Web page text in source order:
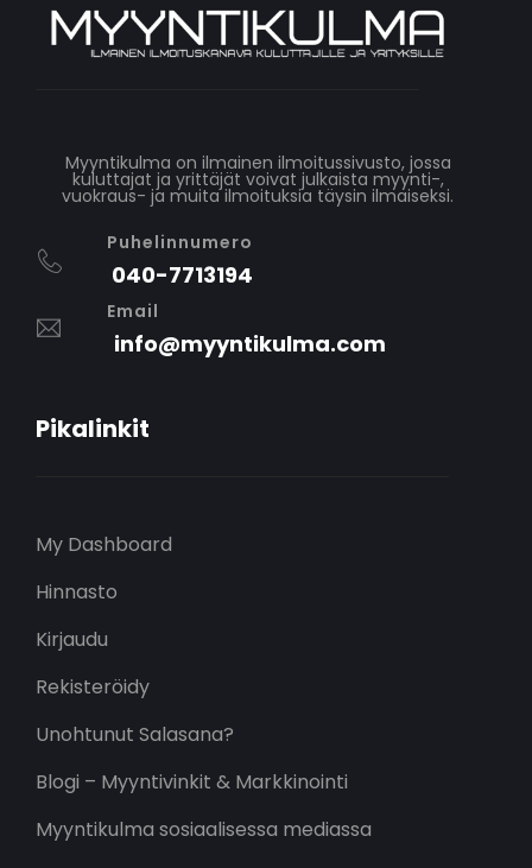
Myyntikulma on ilmainen ilmoitussivusto, jossa
kuluttajat ja yrittäjät voivat julkaista myynti-,
vuokraus- ja muita ilmoituksia täysin ilmaiseksi.
Puhelinnumero
040-7713194
Email
info@myyntikulma.com
Pikalinkit
My Dashboard
Hinnasto
Kirjaudu
Rekisteröidy
Unohtunut Salasana?
Blogi – Myyntivinkit & Markkinointi
Myyntikulma sosiaalisessa mediassa